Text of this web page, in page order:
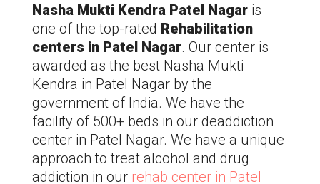
Nasha Mukti Kendra Patel Nagar is
one of the top-rated Rehabilitation
centers in Patel Nagar. Our center is
awarded as the best Nasha Mukti
Kendra in Patel Nagar by the
government of India. We have the
facility of 500+ beds in our deaddiction
center in Patel Nagar. We have a unique
approach to treat alcohol and drug
addiction in our rehab center in Patel